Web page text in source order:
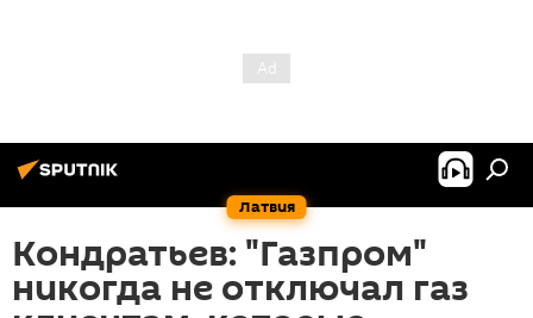
Латвия
Кондратьев: "Газпром"
никогда не отключал газ